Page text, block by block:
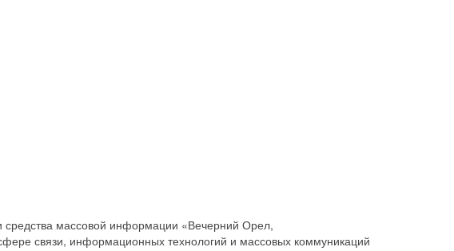
средства массовой информации «Вечерний Орел,
связи, информационных технологий и массовых коммуникаций